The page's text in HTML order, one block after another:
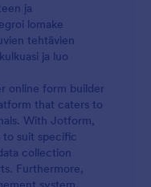
ja
lomake
tehtävien
ja luo
online form builder
that caters to
With Jotform,
to suit specific
collection
Furthermore,